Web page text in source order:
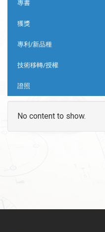
專書
獲獎
專利/新品種
技術移轉/授權
證照
No content to show.